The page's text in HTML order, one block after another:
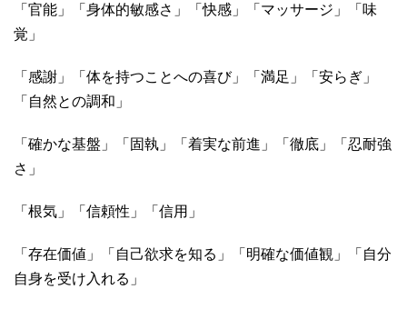
「官能」「身体的敏感さ」「快感」「マッサージ」「味
覚」
「感謝」「体を持つことへの喜び」「満足」「安らぎ」
「自然との調和」
「確かな基盤」「固執」「着実な前進」「徹底」「忍耐強
さ」
「根気」「信頼性」「信用」
「存在価値」「自己欲求を知る」「明確な価値観」「自分
自身を受け入れる」